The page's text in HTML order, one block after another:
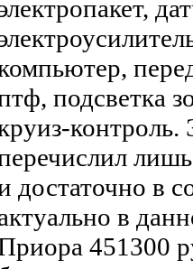
подсветка
контроль.
достаточно в
в
451300